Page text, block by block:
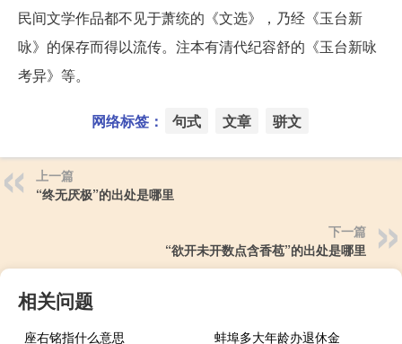
民间文学作品都不见于萧统的《文选》，乃经《玉台新
咏》的保存而得以流传。注本有清代纪容舒的《玉台新咏
考异》等。
网络标签： 句式 文章 骈文
上一篇
“终无厌极”的出处是哪里
下一篇
“欲开未开数点含香苞”的出处是哪里
相关问题
座右铭指什么意思
蚌埠多大年龄办退休金